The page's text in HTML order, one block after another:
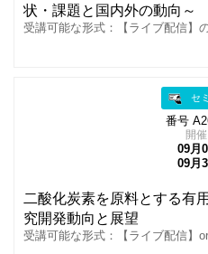
状・課題と国内外の動向～
受講可能な形式：【ライブ配信】
セ
番号
開催
09月
09月
二酸化炭素を原料とする有
究開発動向と展望
受講可能な形式：【ライブ配信】